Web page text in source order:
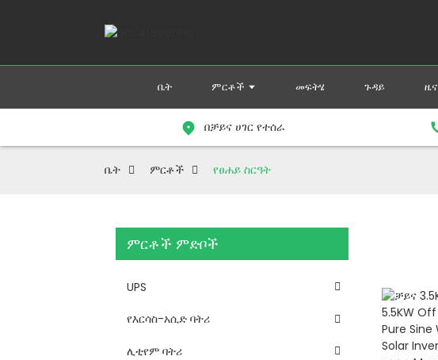
ቤት ምርቶች መፍትሄ ጉዳይ ዜና
በቻይና ሀገር የተሰራ
ቤት ምርቶች የፀሐይ ስርዓት
ምርቶች ምድቦች
UPS
የእርሳስ-አሲድ ባትሪ
ሊቲየም ባትሪ